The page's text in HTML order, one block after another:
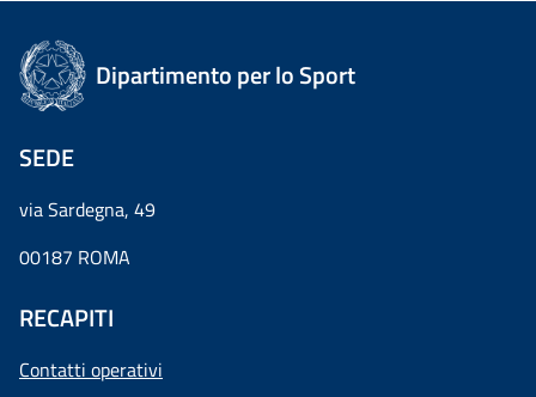
Dipartimento per lo Sport
SEDE
via Sardegna, 49
00187 ROMA
RECAPITI
Contatti operativi